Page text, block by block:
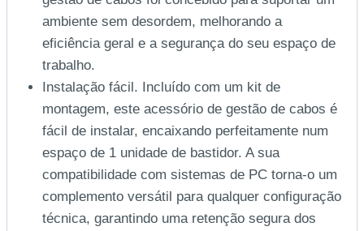
ambiente sem desordem, melhorando a
eficiência geral e a segurança do seu espaço de
trabalho.
Instalação fácil. Incluído com um kit de
montagem, este acessório de gestão de cabos é
fácil de instalar, encaixando perfeitamente num
espaço de 1 unidade de bastidor. A sua
compatibilidade com sistemas de PC torna-o um
complemento versátil para qualquer configuração
técnica, garantindo uma retenção segura dos